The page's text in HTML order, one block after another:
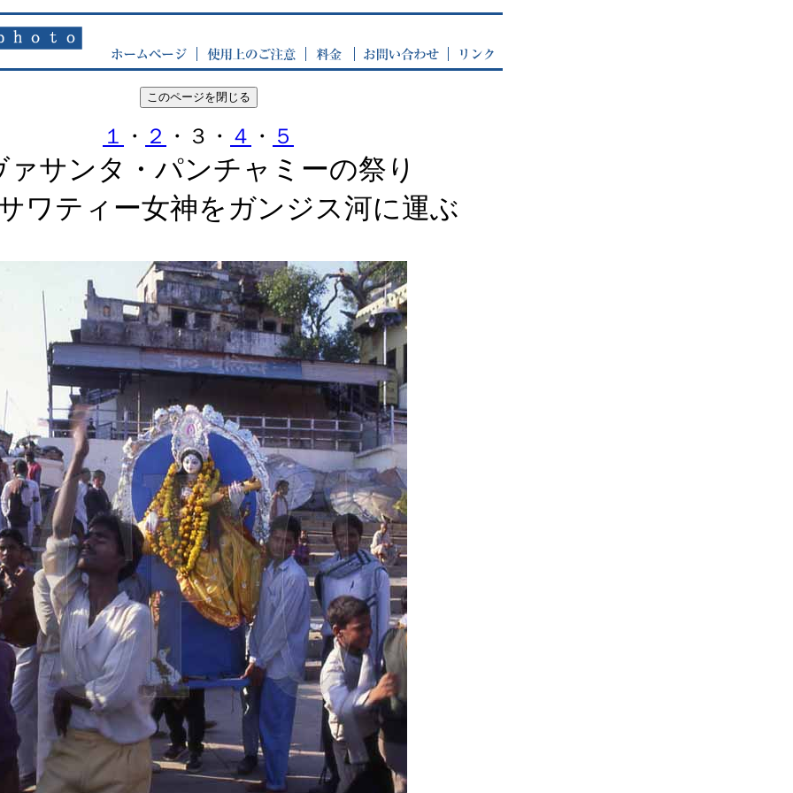
１ ・ ２ ・３・ ４ ・ ５
ァサンタ・パンチャミーの祭り
ワティー女神をガンジス河に運ぶ